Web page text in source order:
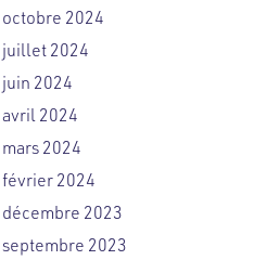
octobre 2024
juillet 2024
juin 2024
avril 2024
mars 2024
février 2024
décembre 2023
septembre 2023